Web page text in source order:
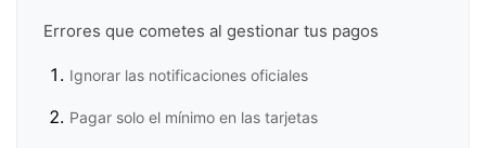
Errores que cometes al gestionar tus pagos
Ignorar las notificaciones oficiales
Pagar solo el mínimo en las tarjetas